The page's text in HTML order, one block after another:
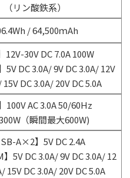
（リン酸鉄系）
/ 64,500ｍAh
12V-30V DC 7.0A 100W
5V DC 3.0A/ 9V DC 3.0A/ 12V
15V DC 3.0A/ 20V DC 5.0A
】100V AC 3.0A 50/60Hz
（瞬間最大600W)
A×2】5V DC 2.4A
】5V DC 3.0A/ 9V DC 3.0A/ 12
15V DC 3.0A/ 20V DC 5.0A